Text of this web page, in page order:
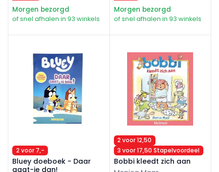
Morgen bezorgd
of snel afhalen in 93 winkels
Morgen bezorgd
of snel afhalen in 93 winkels
2 voor 7,-
Bluey doeboek - Daar
gaat-ie dan!
2 voor 12,50
3 voor 17,50 Stapelvoordeel
Bobbi kleedt zich aan